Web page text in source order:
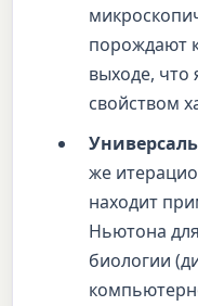
порождают
выходе, что
свойством
же
находит
Ньютона
биологии